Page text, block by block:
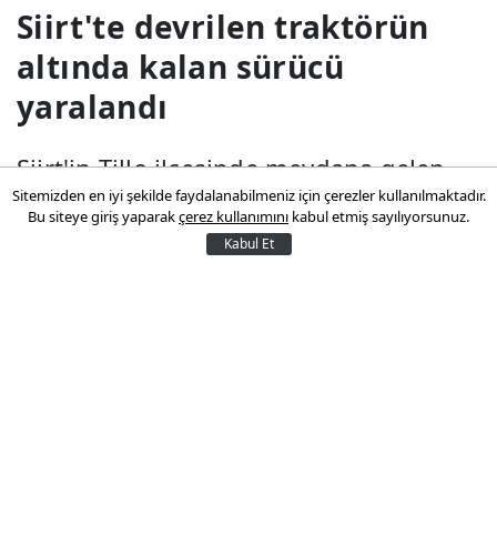
Siirt'te devrilen traktörün
altında kalan sürücü
yaralandı
Siirt'in Tillo ilçesinde meydana gelen
traktör kazasında sürücü yaralandı.
Sitemizden en iyi şekilde faydalanabilmeniz için çerezler kullanılmaktadır.
Bu siteye giriş yaparakçerez kullanımını kabul etmiş sayılıyorsunuz.
Kabul Et